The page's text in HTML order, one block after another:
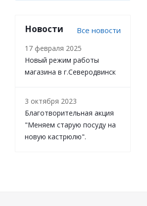
Новости Все новости
17 февраля 2025
Новый режим работы
магазина в г.Северодвинск
3 октября 2023
Благотворительная акция
"Меняем старую посуду на
новую кастрюлю".